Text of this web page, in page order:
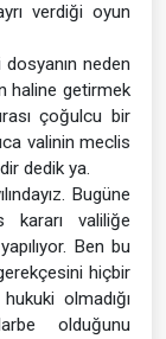
verdiği oyun
neden
haline getirmek
çoğulcu bir
valinin meclis
dedik ya.
Bugüne
kararı valiliğe
Ben bu
hiçbir
olmadığı
olduğunu